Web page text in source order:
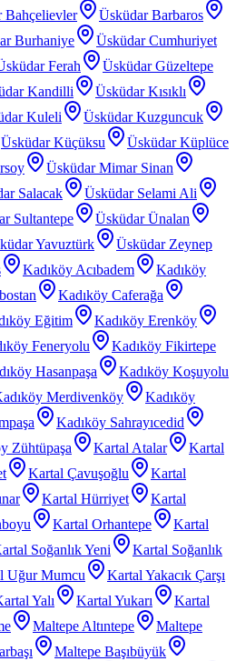
Bahçelievler
Üsküdar Barbaros
Burhaniye
Üsküdar Cumhuriyet
Ferah
Üsküdar Güzeltepe
Kandilli
Üsküdar Kısıklı
Kuleli
Üsküdar Kuzguncuk
Üsküdar Küçüksu
Üsküdar Küplüce
Üsküdar Mimar Sinan
Salacak
Üsküdar Selami Ali
Sultantepe
Üsküdar Ünalan
Yavuztürk
Üsküdar Zeynep
Kadıköy Acıbadem
Kadıköy
Kadıköy Caferağa
Eğitim
Kadıköy Erenköy
Feneryolu
Kadıköy Fikirtepe
Hasanpaşa
Kadıköy Koşuyolu
Merdivenköy
Kadıköy
Kadıköy Sahrayıcedid
Zühtüpaşa Kartal Atalar
Kartal
Kartal Çavuşoğlu
Kartal
Kartal Hürriyet
Kartal
Kartal Orhantepe
Kartal
Soğanlık Yeni
Kartal Soğanlık
Uğur Mumcu
Kartal Yakacık Çarşı
Yalı Kartal Yukarı
Kartal
Maltepe Altıntepe
Maltepe
Maltepe Başıbüyük